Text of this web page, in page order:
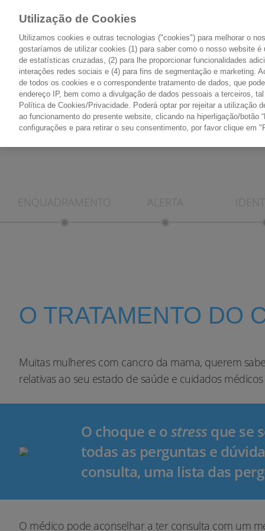
O CANCRO
PONTO DE PARTIDA
TIPOS DE CANCRO
PONTO A PONTO
ENQUADRAMENTO ALERTA
O TRATAMENTO DO
Muitas mulheres com cancro da mama, querem
relativas ao seu estado de saúde e cuidados
O choque e ostress que se
todas as perguntas e
consulta, uma lista das
O médico pode aconselhar a ter consulta com um
Utilização de Cookies
Utilizamos cookies e outras tecnologias ("cookies") para melhorar o
gostaríamos de utilizar cookies (1) para saber como o nosso website
de estatísticas cruzadas, (2) para lhe proporcionar funcionalidades
interações redes sociais e (4) para fins de segmentação e marketing.
de todos os cookies e o correspondente tratamento de dados, que
endereço IP, bem como a divulgação de dados pessoais a terceiros,
Política de Cookies/Privacidade. Poderá optar por rejeitar a utilização
ao funcionamento do presente website, clicando na hiperligação/botão
configurações e para retirar o seu consentimento, por favor clique em